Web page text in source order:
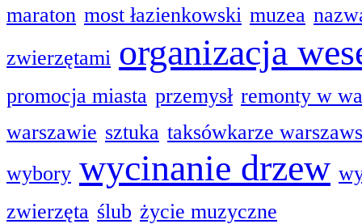
maraton most łazienkowski muzea
zwierzętami organizacja
promocja miasta przemysł remonty w
warszawie sztuka taksówkarze
wybory wycinanie drzew
zwierzęta ślub życie muzyczne